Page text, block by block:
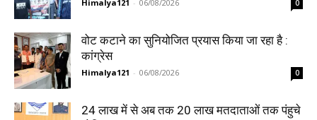
Himalya121 - 06/08/2026 0
वोट कटाने का सुनियोजित प्रयास किया जा रहा है :
कांग्रेस
Himalya121 - 06/08/2026 0
24 लाख में से अब तक 20 लाख मतदाताओं तक पंहुचे